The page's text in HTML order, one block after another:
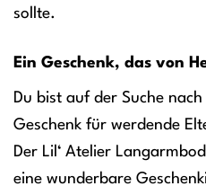
sollte.
Ein Geschenk, das von
Du bist auf der Suche
Geschenk für werdende
Der Lil‘ Atelier
eine wunderbare